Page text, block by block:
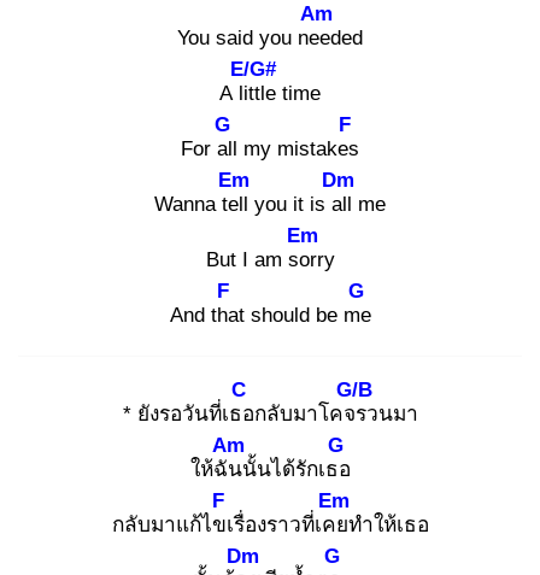
You said you nee
Am
ded
A litt
E/G#
le time
For all
G
my mistakes
F
Wanna tell
Em
you it is all
Dm
me
But I am sor
Em
ry
And tha
F
t should be me
G
* ยังรอวันที่เธอ
C
กลับมาโคจร
G/B
วนมา
ให้ฉัน
Am
นั้นได้รักเธอ
G
กลับมาแก้ไขเ
F
รื่องราวที่เคย
Em
ทำให้เธอ
Dm
G